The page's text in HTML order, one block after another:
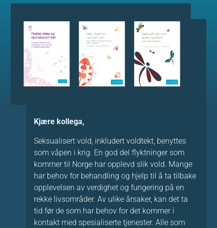
Kjære kollega,
Seksualisert vold, inkludert voldtekt, benyttes
som våpen i krig. En god del flyktninger som
kommer til Norge har opplevd slik vold. Mange
har behov for behandling og hjelp til å ta tilbake
opplevelsen av verdighet og fungering på en
rekke livsområder. Av ulike årsaker, kan det ta
tid før de som har behov for det kommer i
kontakt med spesialiserte tjenester. Alle som